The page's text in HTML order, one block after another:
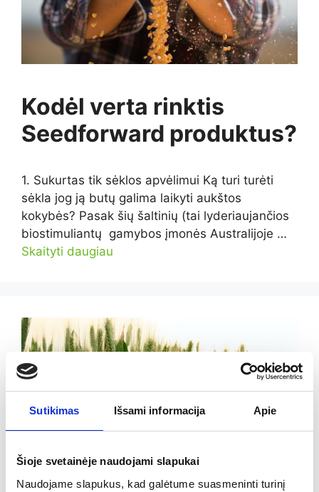
Sutikimas Išsami informacija Apie
Šioje svetainėje naudojami slapukai
Naudojame slapukus, kad galėtume suasmeninti turinį
Kodėl verta rinktis
Seedforward produktus?
1. Sukurtas tik sėklos apvėlimui Ką turi turėti
sėkla jog ją butų galima laikyti aukštos
kokybės? Pasak šių šaltinių (tai lyderiaujančios
biostimuliantų gamybos įmonės Australijoje …
Skaityti daugiau